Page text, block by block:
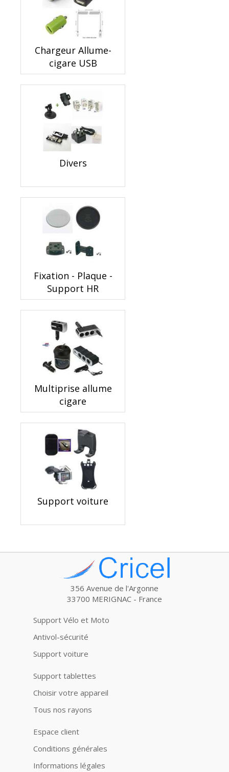
Chargeur Allume-
cigare USB
Divers
Fixation - Plaque -
Support HR
Multiprise allume
cigare
Support voiture
356 Avenue de l'Argonne
33700 MERIGNAC - France
Support Vélo et Moto
Antivol-sécurité
Support voiture
Support tablettes
Choisir votre appareil
Tous nos rayons
Espace client
Conditions générales
Informations légales